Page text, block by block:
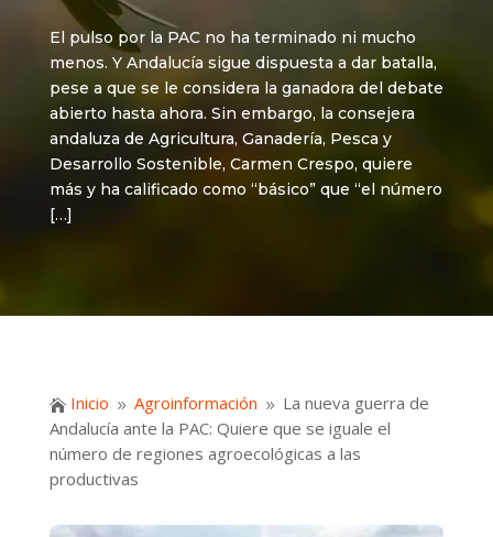
El pulso por la PAC no ha terminado ni mucho
menos. Y Andalucía sigue dispuesta a dar batalla,
pese a que se le considera la ganadora del debate
abierto hasta ahora. Sin embargo, la consejera
andaluza de Agricultura, Ganadería, Pesca y
Desarrollo Sostenible, Carmen Crespo, quiere
más y ha calificado como “básico” que “el número
[…]
 Inicio 9 Agroinformación 9 La nueva guerra de
Andalucía ante la PAC: Quiere que se iguale el
número de regiones agroecológicas a las
productivas